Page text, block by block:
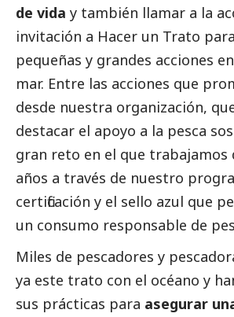
de vida y también llamar a la
invitación a Hacer un Trato
pequeñas y grandes acciones
mar. Entre las acciones que
desde nuestra organización,
destacar el apoyo a la pesca
gran reto en el que trabajamos
años a través de nuestro
certificación y el sello azul que
un consumo responsable de
Miles de pescadores y
ya este trato con el océano y
sus prácticas para asegurar